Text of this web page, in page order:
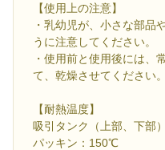
【使用上の注意】
・乳幼児が、小さな部品
うに注意してください。
・使用前と使用後には、
て、乾燥させてください。
【耐熱温度】
吸引タンク（上部、下部
パッキン：150℃